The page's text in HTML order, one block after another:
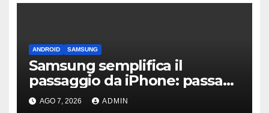
ANDROID SAMSUNG
Samsung semplifica il
passaggio da iPhone: passa
WhatsApp e c’è l’assistenza
AGO 7, 2026 ADMIN